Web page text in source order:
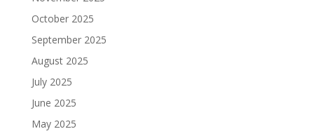
October 2025
September 2025
August 2025
July 2025
June 2025
May 2025